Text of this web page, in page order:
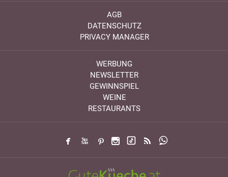
AGB
DATENSCHUTZ
PRIVACY MANAGER
WERBUNG
NEWSLETTER
GEWINNSPIEL
WEINE
RESTAURANTS